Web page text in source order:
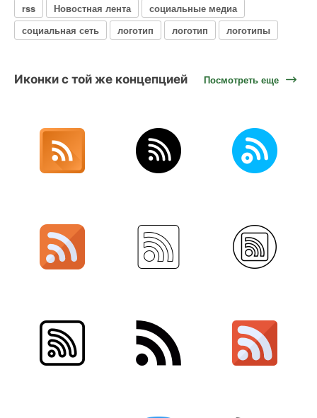
rss Новостная лента
социальные медиа
социальная сеть
логотип логотип логотипы
Иконки с той же концепцией Посмотреть еще